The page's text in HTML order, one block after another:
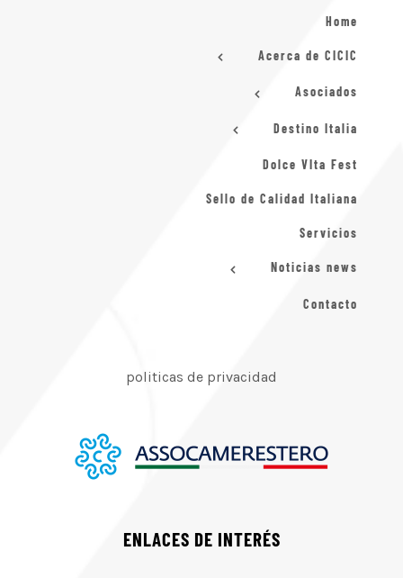
Home
Acerca de CICIC
Asociados
Destino Italia
Dolce VIta Fest
Sello de Calidad Italiana
Servicios
Noticias news
Contacto
politicas de privacidad
ENLACES DE INTERÉS